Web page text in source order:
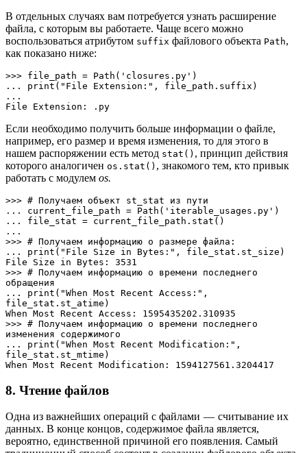
В отдельных случаях вам потребуется узнать расширение
файла, с которым вы работаете. Чаще всего можно
воспользоваться атрибутом suffix файлового объекта Path,
как показано ниже:
>>> file_path = Path('closures.py')
... print("File Extension:", file_path.suffix)
...
File Extension: .py
Если необходимо получить больше информации о файле,
например, его размер и время изменения, то для этого в
нашем распоряжении есть метод stat() , принцип действия
которого аналогичен os.stat() , знакомого тем, кто привык
работать с модулем os.
>>> # Получаем объект st_stat из пути
... current_file_path = Path('iterable_usages.py')
... file_stat = current_file_path.stat()
...
>>> # Получаем информацию о размере файла:
... print("File Size in Bytes:", file_stat.st_size)
File Size in Bytes: 3531
>>> # Получаем информацию о времени последнего
обращения
... print("When Most Recent Access:",
file_stat.st_atime)
When Most Recent Access: 1595435202.310935
>>> # Получаем информацию о времени последнего
изменения содержимого
... print("When Most Recent Modification:",
file_stat.st_mtime)
When Most Recent Modification: 1594127561.3204417
8. Чтение файлов
Одна из важнейших операций с файлами — считывание их
данных. В конце концов, содержимое файла является,
вероятно, единственной причиной его появления. Самый